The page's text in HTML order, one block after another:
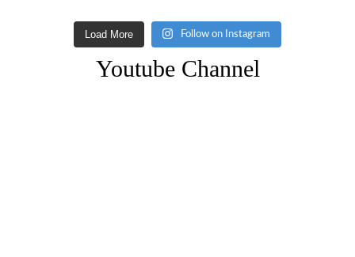
Load More Follow on Instagram
Youtube Channel